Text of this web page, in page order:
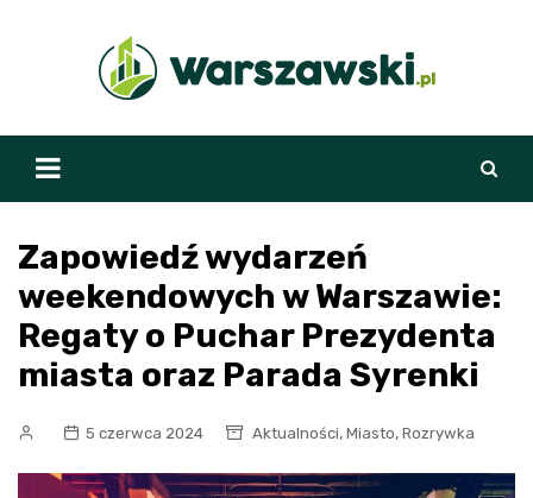
Zapowiedź wydarzeń
weekendowych w Warszawie:
Regaty o Puchar Prezydenta
miasta oraz Parada Syrenki
5 czerwca 2024 Aktualności, Miasto, Rozrywka